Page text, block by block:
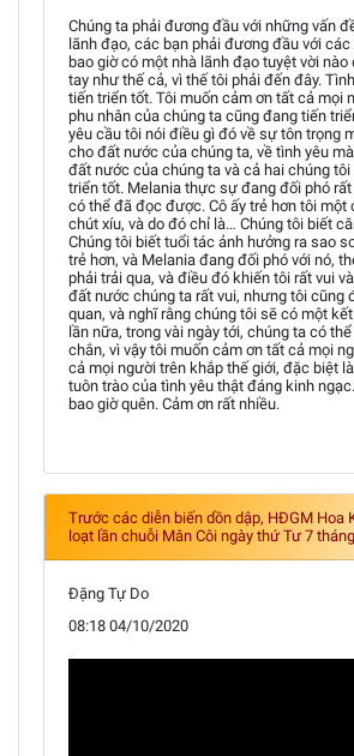
Chúng ta phải đương đầu với những vấn
lãnh đạo, các bạn phải đương đầu với các
bao giờ có một nhà lãnh đạo tuyệt vời nào
tay như thế cả, vì thế tôi phải đến đây.
tiến triển tốt. Tôi muốn cảm ơn tất cả mọi
phu nhân của chúng ta cũng đang tiến
yêu cầu tôi nói điều gì đó về sự tôn trọng
cho đất nước của chúng ta, về tình yêu
đất nước của chúng ta và cả hai chúng
triển tốt. Melania thực sự đang đối phó
có thể đã đọc được. Cô ấy trẻ hơn tôi một
chút xíu, và do đó chỉ là… Chúng tôi biết
Chúng tôi biết tuổi tác ảnh hưởng ra sao
trẻ hơn, và Melania đang đối phó với nó,
phải trải qua, và điều đó khiến tôi rất vui
đất nước chúng ta rất vui, nhưng tôi cũng
quan, và nghĩ rằng chúng tôi sẽ có một
lần nữa, trong vài ngày tới, chúng ta có
chắn, vì vậy tôi muốn cảm ơn tất cả mọi
cả mọi người trên khắp thế giới, đặc biệt
tuôn trào của tình yêu thật đáng kinh
bao giờ quên. Cảm ơn rất nhiều.
Trước các diễn biến dồn dập, HĐGM Hoa
loạt lần chuỗi Mân Côi ngày thứ Tư 7
Đặng Tự Do
08:18 04/10/2020